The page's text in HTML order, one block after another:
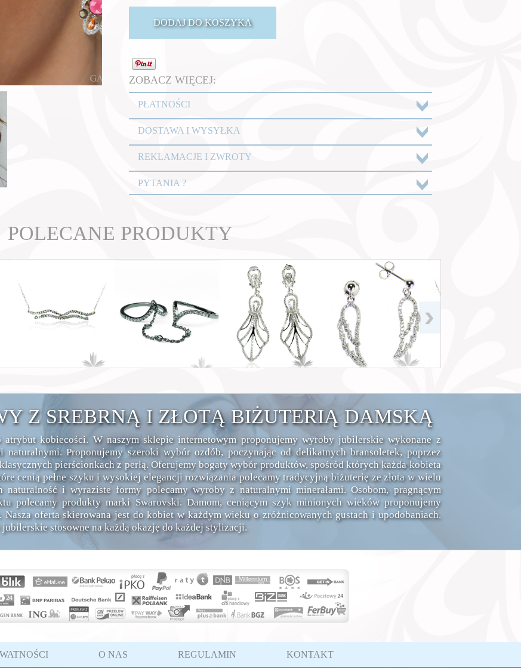
ZOBACZ WIĘCEJ:
PŁATNOŚCI
DOSTAWA I WYSYŁKA
REKLAMACJE I ZWROTY
PYTANIA ?
POLECANE PRODUKTY
Z SREBRNĄ I ZŁOTĄ BIŻUTERIĄ DAMSKĄ
atrybut kobiecości. W naszym sklepie internetowym proponujemy wyroby jubilerskie wykonane z
naturalnymi. Proponujemy szeroki wybór ozdób, poczynając od delikatnych bransoletek, poprzez
pierścionkach z perłą. Oferujemy bogaty wybór produktów, spośród których każda kobieta
cenią pełne szyku i wysokiej elegancji rozwiązania polecamy tradycyjną biżuterię ze złota w wielu
i wyraziste formy polecamy wyroby z naturalnymi minerałami. Osobom, pragnącym
polecamy produkty marki Swarovski. Damom, ceniącym szyk minionych wieków proponujemy
oferta skierowana jest do kobiet w każdym wieku o zróżnicowanych gustach i upodobaniach.
stosowne na każdą okazję do każdej stylizacji.
O NAS REGULAMIN KONTAKT